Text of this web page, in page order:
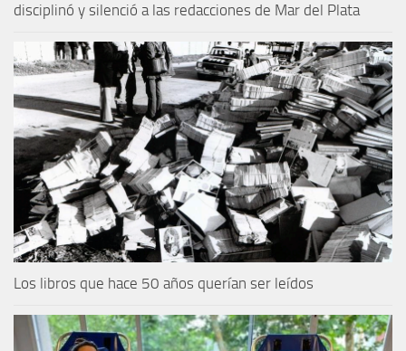
disciplinó y silenció a las redacciones de Mar del Plata
Los libros que hace 50 años querían ser leídos